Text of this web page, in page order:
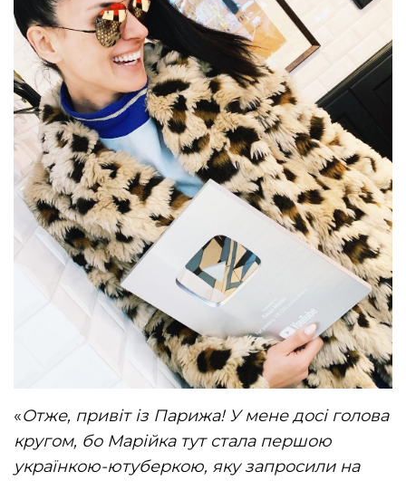
«Отже, привіт із Парижа! У мене досі голова
кругом, бо Марійка тут стала першою
українкою-ютуберкою, яку запросили на